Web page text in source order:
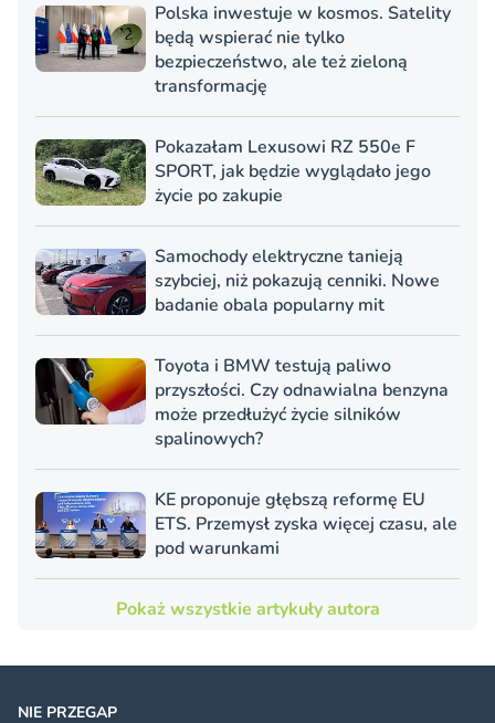
Polska inwestuje w kosmos. Satelity
będą wspierać nie tylko
bezpieczeństwo, ale też zieloną
transformację
Pokazałam Lexusowi RZ 550e F
SPORT, jak będzie wyglądało jego
życie po zakupie
Samochody elektryczne tanieją
szybciej, niż pokazują cenniki. Nowe
badanie obala popularny mit
Toyota i BMW testują paliwo
przyszłości. Czy odnawialna benzyna
może przedłużyć życie silników
spalinowych?
KE proponuje głębszą reformę EU
ETS. Przemysł zyska więcej czasu, ale
pod warunkami
Pokaż wszystkie artykuły autora
NIE PRZEGAP